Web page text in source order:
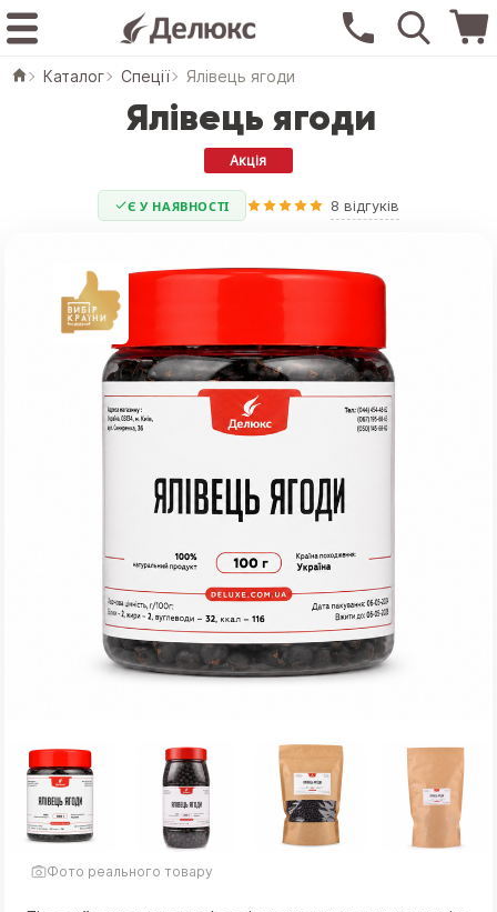
Каталог Спеції Ялівець ягоди
Ялівець ягоди
Акцiя
Є У НАЯВНОСТІ 8 відгуків
Фото реального товару